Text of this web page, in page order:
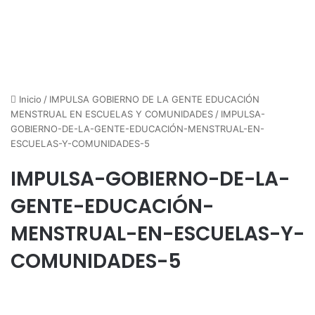
Inicio / IMPULSA GOBIERNO DE LA GENTE EDUCACIÓN
MENSTRUAL EN ESCUELAS Y COMUNIDADES / IMPULSA-
GOBIERNO-DE-LA-GENTE-EDUCACIÓN-MENSTRUAL-EN-
ESCUELAS-Y-COMUNIDADES-5
IMPULSA-GOBIERNO-DE-LA-
GENTE-EDUCACIÓN-
MENSTRUAL-EN-ESCUELAS-Y-
COMUNIDADES-5